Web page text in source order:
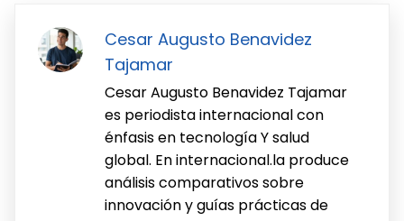
Cesar Augusto Benavidez
Tajamar
Cesar Augusto Benavidez Tajamar
es periodista internacional con
énfasis en tecnología Y salud
global. En internacional.la produce
análisis comparativos sobre
innovación y guías prácticas de